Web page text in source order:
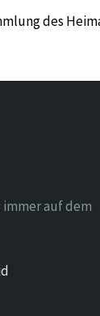
des
auf dem